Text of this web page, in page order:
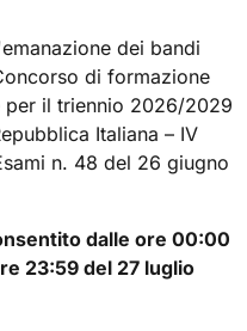
dei bandi
di formazione
per il triennio 2026/2029
Italiana – IV
n. 48 del 26 giugno
dalle ore 00:00
23:59 del 27 luglio